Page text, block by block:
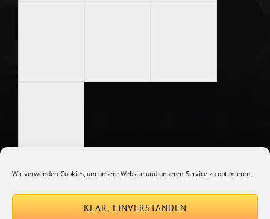
Wir verwenden Cookies, um unsere Website und unseren Service zu optimieren.
KLAR, EINVERSTANDEN
Euphony By Catch Themes